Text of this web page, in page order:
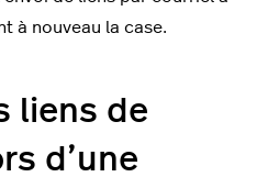
à nouveau la case.
liens de
d’une